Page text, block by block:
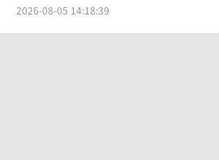
更重要的是，同为信
2026-08-05 14:18:39